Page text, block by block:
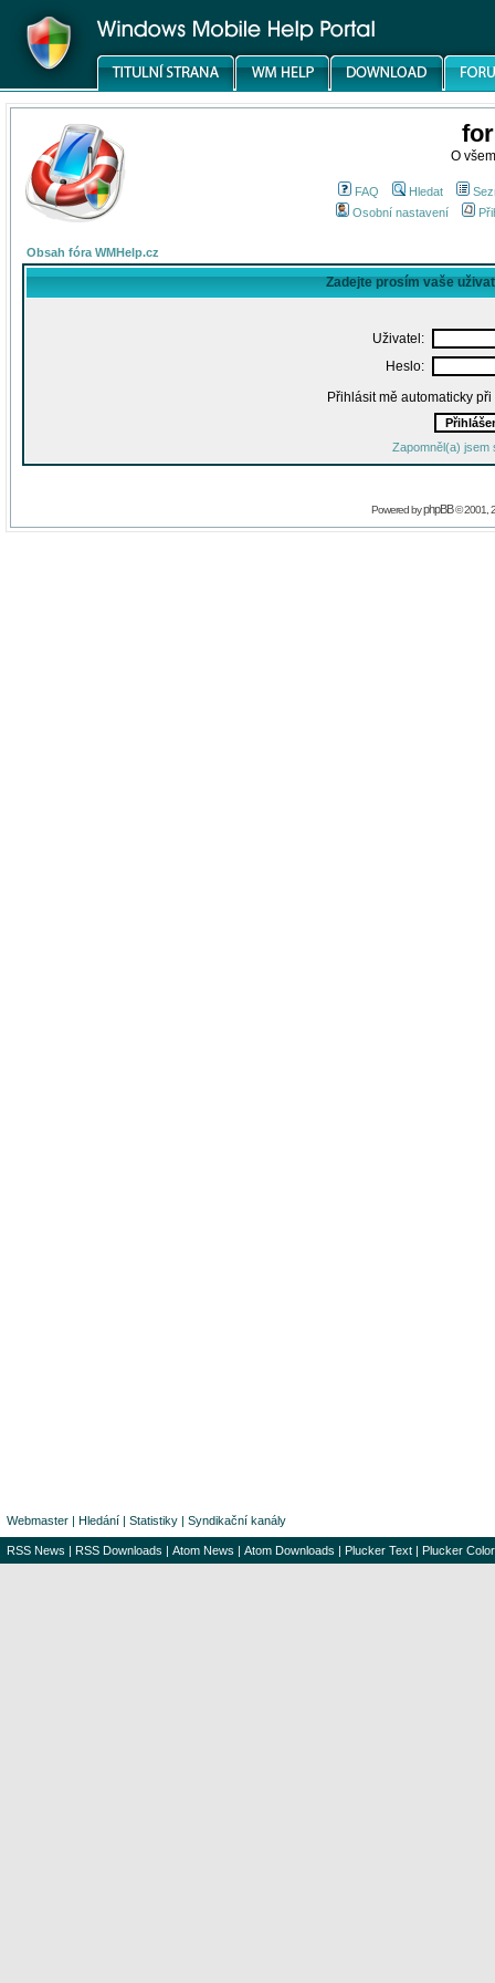
O
FAQ Hledat
Osobní nastavení
Obsah fóra WMHelp.cz
Zadejte prosím vaše
Uživatel:
Heslo:
Přihlásit mě automaticky
Zapomněl(a) jsem
Powered byphpBB© 2001,
Webmaster | Hledání | Statistiky | Syndikační kanály
RSS News | RSS Downloads | Atom News | Atom Downloads | Plucker Text | Plucker Color